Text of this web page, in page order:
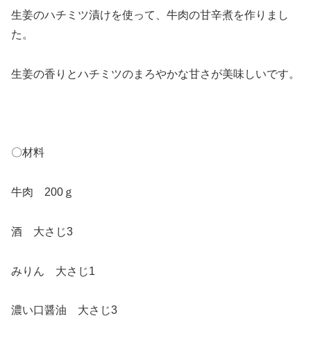
生姜のハチミツ漬けを使って、牛肉の甘辛煮を作りまし
た。
生姜の香りとハチミツのまろやかな甘さが美味しいです。
〇材料
牛肉 200ｇ
酒 大さじ3
みりん 大さじ1
濃い口醤油 大さじ3